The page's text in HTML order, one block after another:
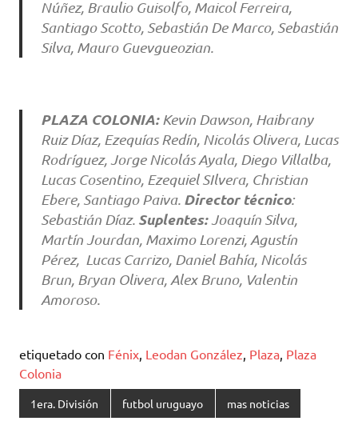
Núñez, Braulio Guisolfo, Maicol Ferreira,
Santiago Scotto, Sebastián De Marco, Sebastián
Silva, Mauro Guevgueozian.
PLAZA COLONIA:Kevin Dawson, Haibrany
Ruiz Díaz, Ezequías Redín, Nicolás Olivera, Lucas
Rodríguez, Jorge Nicolás Ayala, Diego Villalba,
Lucas Cosentino, Ezequiel SIlvera, Christian
Ebere, Santiago Paiva. Director técnico:
Sebastián Díaz. Suplentes:Joaquín Silva,
Martín Jourdan, Maximo Lorenzi, Agustín
Pérez, Lucas Carrizo, Daniel Bahía, Nicolás
Brun, Bryan Olivera, Alex Bruno, Valentin
Amoroso.
etiquetado con Fénix, Leodan González, Plaza, Plaza
Colonia
1era. División futbol uruguayo mas noticias